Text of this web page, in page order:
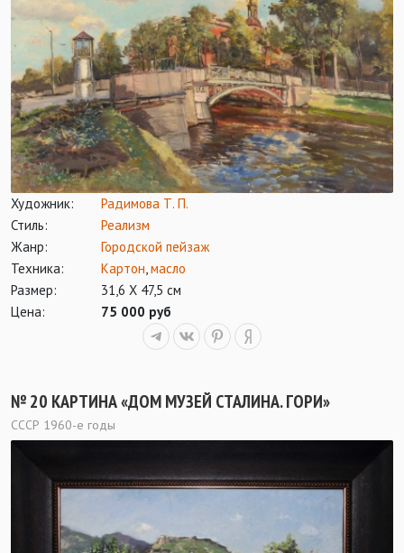
Художник:
Радимова Т. П.
Стиль:
Реализм
Жанр:
Городской пейзаж
Техника:
Картон,масло
Размер:
31,6 Х 47,5 см
Цена:
75 000 руб
№ 20 КАРТИНА «ДОМ МУЗЕЙ СТАЛИНА. ГОРИ»
СССР 1960-е годы